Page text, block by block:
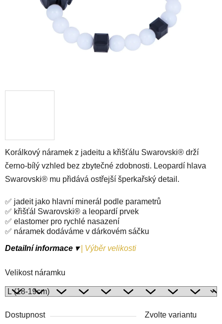
Korálkový náramek z jadeitu a křišťálu Swarovski® drží
černo-bílý vzhled bez zbytečné zdobnosti. Leopardí hlava
Swarovski® mu přidává ostřejší šperkařský detail.
✅ jadeit jako hlavní minerál podle parametrů
✅ křišťál Swarovski® a leopardí prvek
✅ elastomer pro rychlé nasazení
✅ náramek dodáváme v dárkovém sáčku
Detailní informace ▾
Výběr velikosti
Velikost náramku
Dostupnost
Zvolte variantu